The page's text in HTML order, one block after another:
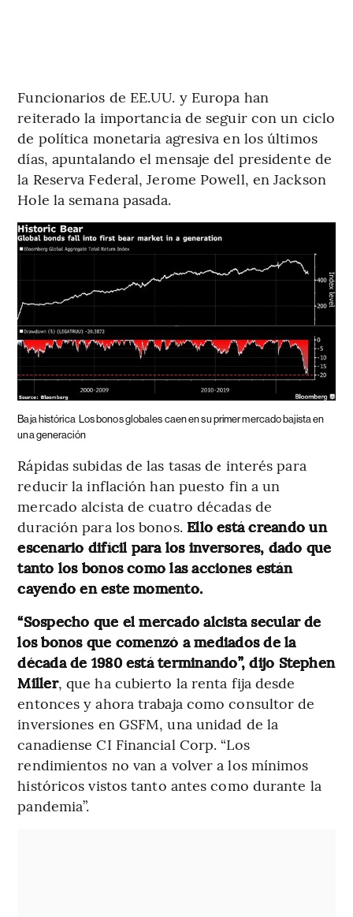
Funcionarios de EE.UU. y Europa han
reiterado la importancia de seguir con un ciclo
de política monetaria agresiva en los últimos
días, apuntalando el mensaje del presidente de
la Reserva Federal, Jerome Powell, en Jackson
Hole la semana pasada.
Baja histórica Los bonos globales caen en su primer mercado bajista en
una generación
Rápidas subidas de las tasas de interés para
reducir la inflación han puesto fin a un
mercado alcista de cuatro décadas de
duración para los bonos.Ello está creando un
escenario difícil para los inversores, dado que
tanto los bonos como las acciones están
cayendo en este momento.
“Sospecho que el mercado alcista secular de
los bonos que comenzó a mediados de la
década de 1980 está terminando”, dijo Stephen
Miller, que ha cubierto la renta fija desde
entonces y ahora trabaja como consultor de
inversiones en GSFM, una unidad de la
canadiense CI Financial Corp. “Los
rendimientos no van a volver a los mínimos
históricos vistos tanto antes como durante la
pandemia”.